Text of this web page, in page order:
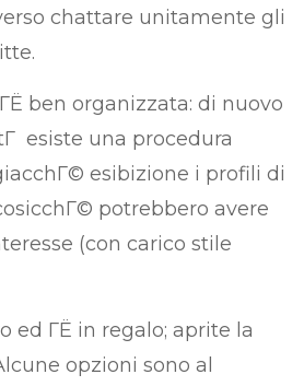
chattare unitamente gli
ben organizzata: di nuovo
esiste una procedura
esibizione i profili di
potrebbero avere
(con carico stile
ed ГЁ in regalo; aprite la
opzioni sono al